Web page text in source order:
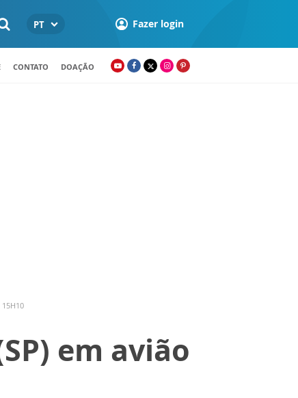
PT Fazer login
CONTATO DOAÇÃO
15H10
em avião